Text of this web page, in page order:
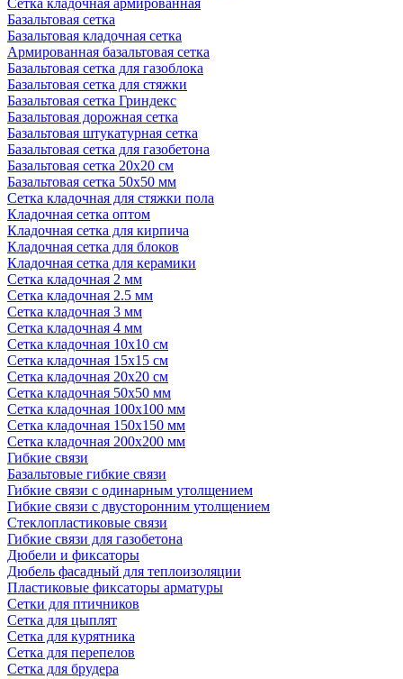
Сетка кладочная армированная
Базальтовая сетка
Базальтовая кладочная сетка
Армированная базальтовая сетка
Базальтовая сетка для газоблока
Базальтовая сетка для стяжки
Базальтовая сетка Гриндекс
Базальтовая дорожная сетка
Базальтовая штукатурная сетка
Базальтовая сетка для газобетона
Базальтовая сетка 20x20 см
Базальтовая сетка 50x50 мм
Сетка кладочная для стяжки пола
Кладочная сетка оптом
Кладочная сетка для кирпича
Кладочная сетка для блоков
Кладочная сетка для керамики
Сетка кладочная 2 мм
Сетка кладочная 2.5 мм
Сетка кладочная 3 мм
Сетка кладочная 4 мм
Сетка кладочная 10x10 см
Сетка кладочная 15x15 см
Сетка кладочная 20x20 см
Сетка кладочная 50x50 мм
Сетка кладочная 100x100 мм
Сетка кладочная 150x150 мм
Сетка кладочная 200x200 мм
Гибкие связи
Базальтовые гибкие связи
Гибкие связи с одинарным утолщением
Гибкие связи с двусторонним утолщением
Стеклопластиковые связи
Гибкие связи для газобетона
Дюбели и фиксаторы
Дюбель фасадный для теплоизоляции
Пластиковые фиксаторы арматуры
Сетки для птичников
Сетка для цыплят
Сетка для курятника
Сетка для перепелов
Сетка для брудера